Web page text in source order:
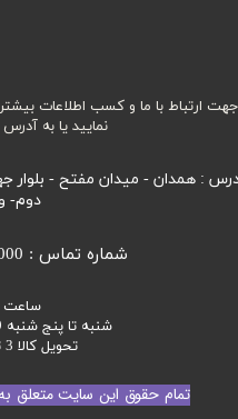
تمام حقوق این سایت متعلق به
جهت ارتباط با ما و کسب اطلاعات بیشتر
نمایید یا به
: همدان - میدان مفتح - بلوار
دوم-
ساعت
شنبه تا پنج شنبه 9 صبح الی 8 شب
تحویل کالا 3 تا 7 روز کاری
شماره تماس : 09185032000 محرابی